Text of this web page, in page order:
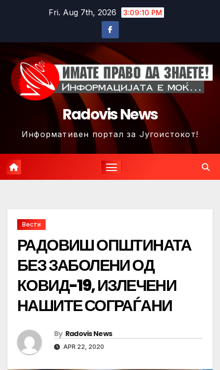
Fri. Aug 7th, 2026 3:09:13 PM
Radovis News
Информативен портал за Југоистокот!
Вести
РАДОВИШ ОПШТИНАТА
БЕЗ ЗАБОЛЕНИ ОД
КОВИД-19, ИЗЛЕЧЕНИ
НАШИТЕ СОГРАЃАНИ
By Radovis News
APR 22, 2020